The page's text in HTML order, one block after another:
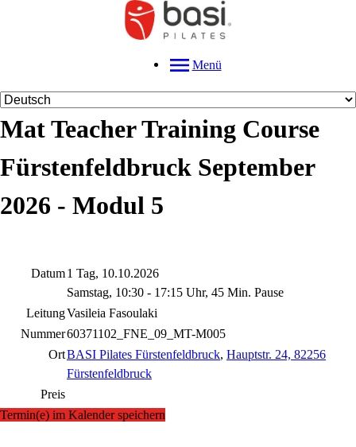
Menü
Mat Teacher Training Course
Fürstenfeldbruck September
2026 - Modul 5
Datum1 Tag, 10.10.2026
Samstag, 10:30 - 17:15 Uhr, 45 Min. Pause
LeitungVasileia Fasoulaki
Nummer60371102_FNE_09_MT-M005
OrtBASI Pilates Fürstenfeldbruck, Hauptstr. 24, 82256
Fürstenfeldbruck
Preis
Termin(e) im Kalender speichern